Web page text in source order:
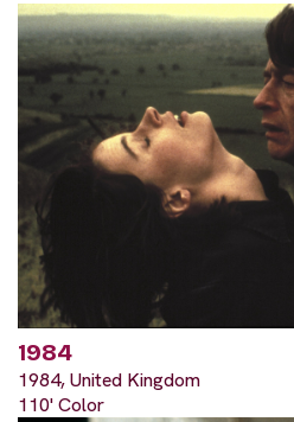
1984
1984, United Kingdom
110' Color